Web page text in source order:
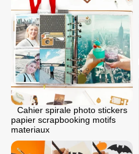
Cahier spirale photo stickers
papier scrapbooking motifs
materiaux